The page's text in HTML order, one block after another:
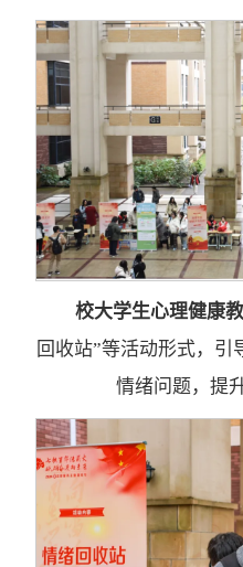
校大学生心理健康
回收站”等活动形式，引
情绪问题，提